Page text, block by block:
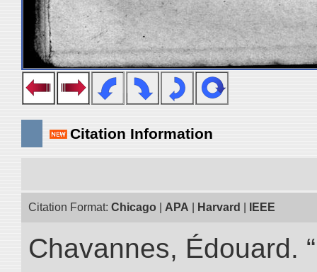
Citation Information
Citation Format: Chicago APA Harvard IEEE
Chavannes, Édouard.